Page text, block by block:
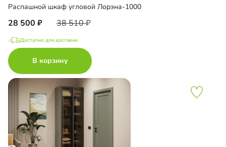
Распашной шкаф угловой Лорэна-1000
28 500 38 510
Доступно для доставки
В корзину